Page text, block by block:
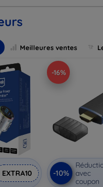
Meilleures ventes
EXTRA10
-16%
-10%
avec
coupon